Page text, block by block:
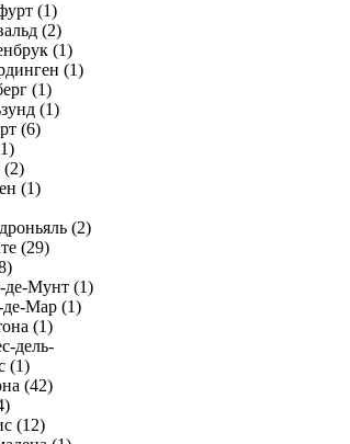
(1)
(2)
(1)
(1)
(1)
(1)
(6)
(2)
(1)
(2)
(29)
де-Мунт (1)
де-Мар (1)
(1)
дель-
(1)
(42)
(12)